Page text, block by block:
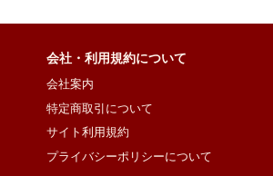
会社・利用規約について
会社案内
特定商取引について
サイト利用規約
プライバシーポリシーについて